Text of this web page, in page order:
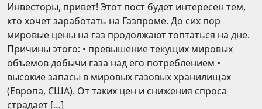
Инвесторы, привет! Этот пост будет интересен тем,
кто хочет заработать на Газпроме. До сих пор
мировые цены на газ продолжают топтаться на дне.
Причины этого: • превышение текущих мировых
объемов добычи газа над его потреблением •
высокие запасы в мировых газовых хранилищах
(Европа, США). От таких цен и снижения спроса
страдает […]